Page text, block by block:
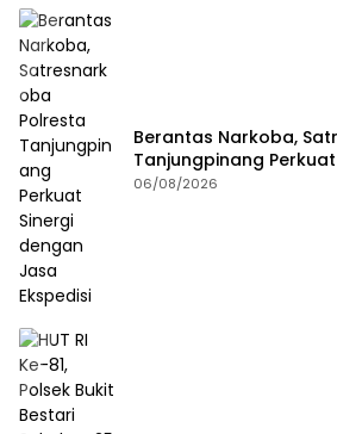
Berantas Narkoba,
Tanjungpinang
Jasa Ekspedisi
06/08/2026